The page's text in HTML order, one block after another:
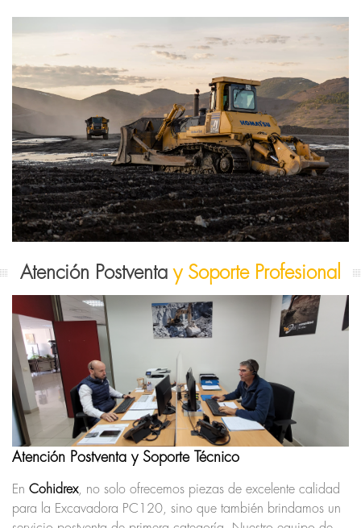
Atención Postventay Soporte Profesional
Atención Postventa y Soporte Técnico
En Cohidrex, no solo ofrecemos piezas de excelente calidad
para la Excavadora PC120, sino que también brindamos un